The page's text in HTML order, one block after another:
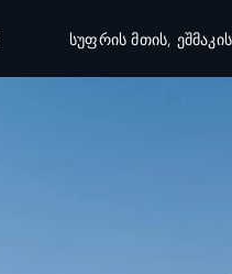
სუფრის მთის,